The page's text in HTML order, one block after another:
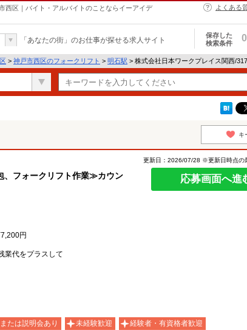
西区｜バイト・アルバイトのことならイーアイデ
よくある
「あなたの街」のお仕事が探せる求人サイト
保存した
検索条件
0
> 神戸市西区のフォークリフト > 明石駅 > 株式会社日本ワークプレイス関西/
キ
、フォークリフト作業≫カウン
更新日：2026/07/28 ※更新日時点の
応募画面へ進
円
業代をプラスして
たは説明会あり 未経験歓迎
経験者・有資格者歓迎